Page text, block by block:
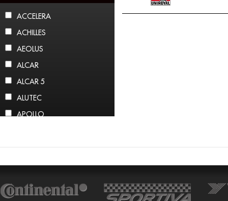
ACCELERA
ACHILLES
AEOLUS
ALCAR
ALCAR 5
ALUTEC
APOLLO
ARROWSPEED
ATLAS
AUTOGREEN